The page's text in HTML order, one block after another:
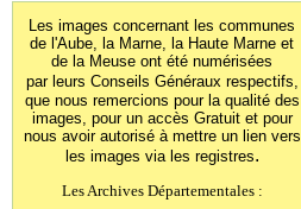
Les images concernant les communes
de l'Aube, la Marne, la Haute Marne et
de la Meuse ont été numérisées
par leurs Conseils Généraux respectifs,
que nous remercions pour la qualité des
images, pour un accès Gratuit et pour
nous avoir autorisé à mettre un lien vers
les images via les registres.
Les Archives Départementales :